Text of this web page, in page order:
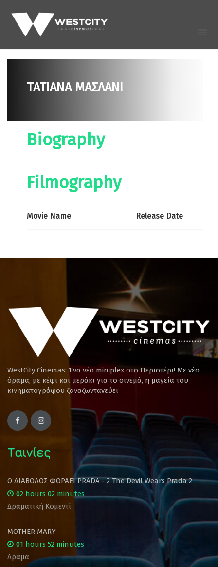
ΤΑΤΙΑΝΑ ΜΑΣΛΑΝΙ
Biography
Filmography
Movie Name Release Date
WestCity Cinemas: Ένα νέο miniplex στο Περιστέρι! Mε νέο
όραμα, με κέφι και μεράκι για το σινεμά, η μαγεία του
κινηματογράφου ξαναζωντανεύει
Ταινίες
Ο ΔΙΑΒΟΛΟΣ ΦΟΡΑΕΙ PRADA - 2 The Devil Wears Prada 2
02 hours 02 minutes
Δραματική Κομεντί
MOTHER MARY
01 hours 52 minutes
Δράμα